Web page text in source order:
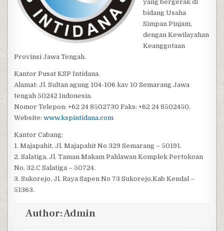
yang bergerak di
bidang Usaha
Simpan Pinjam,
dengan Kewilayahan
Keanggotaan
Provinsi Jawa Tengah.
Kantor Pusat KSP Intidana.
Alamat: Jl. Sultan agung 104-106 kav 10 Semarang Jawa
tengah 50242 Indonesia.
Nomor Telepon: +62 24 8502730 Faks: +62 24 8502450.
Website:www.kspintidana.com
Kantor Cabang:
1. Majapahit, Jl. Majapahit No 329 Semarang – 50191.
2. Salatiga, Jl. Taman Makam Pahlawan Komplek Pertokoan
No. 32.C Salatiga – 50724.
3. Sukorejo, Jl. Raya Sapen No 73 Sukorejo,Kab Kendal –
51363.
Author:Admin